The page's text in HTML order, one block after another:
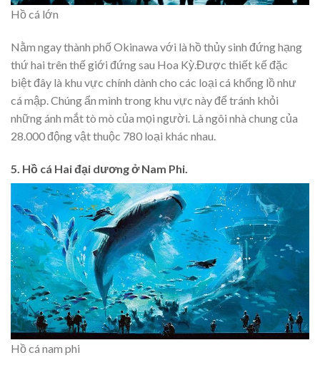
Hồ cá lớn
Nằm ngay thành phố Okinawa với là hồ thủy sinh đứng hạng
thứ hai trên thế giới đứng sau Hoa Kỳ.Được thiết kế đặc
biệt đây là khu vực chính dành cho các loại cá khổng lồ như
cá mập. Chúng ẩn mình trong khu vực này để tránh khỏi
những ánh mắt tò mò của mọi người. Là ngôi nhà chung của
28.000 động vật thuộc 780 loại khác nhau.
5. Hồ cá Hai đại dương ở Nam Phi.
Hồ cá nam phi